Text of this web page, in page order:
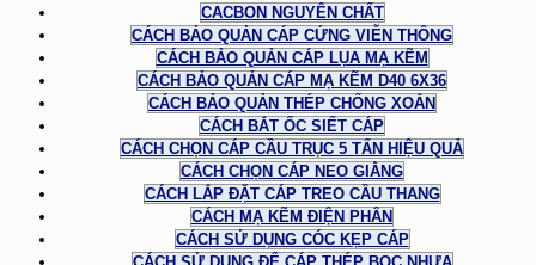
CACBON NGUYÊN CHẤT
CÁCH BẢO QUẢN CÁP CỨNG VIỄN THÔNG
CÁCH BẢO QUẢN CÁP LỤA MẠ KẼM
CÁCH BẢO QUẢN CÁP MẠ KẼM D40 6X36
CÁCH BẢO QUẢN THÉP CHỐNG XOẮN
CÁCH BẮT ỐC SIẾT CÁP
CÁCH CHỌN CÁP CẦU TRỤC 5 TẤN HIỆU QUẢ
CÁCH CHỌN CÁP NEO GIẰNG
CÁCH LẮP ĐẶT CÁP TREO CẦU THANG
CÁCH MẠ KẼM ĐIỆN PHÂN
CÁCH SỬ DỤNG CÓC KẸP CÁP